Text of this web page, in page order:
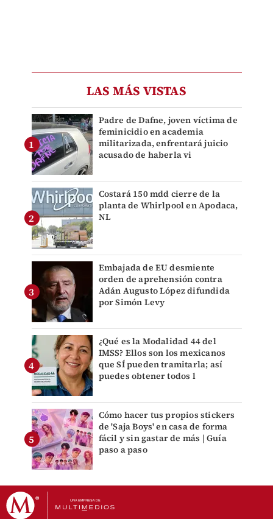
LAS MÁS VISTAS
Padre de Dafne, joven víctima de
feminicidio en academia
militarizada, enfrentará juicio
acusado de haberla vi
Costará 150 mdd cierre de la
planta de Whirlpool en Apodaca,
NL
Embajada de EU desmiente
orden de aprehensión contra
Adán Augusto López difundida
por Simón Levy
¿Qué es la Modalidad 44 del
IMSS? Ellos son los mexicanos
que SÍ pueden tramitarla; así
puedes obtener todos l
Cómo hacer tus propios stickers
de 'Saja Boys' en casa de forma
fácil y sin gastar de más | Guía
paso a paso